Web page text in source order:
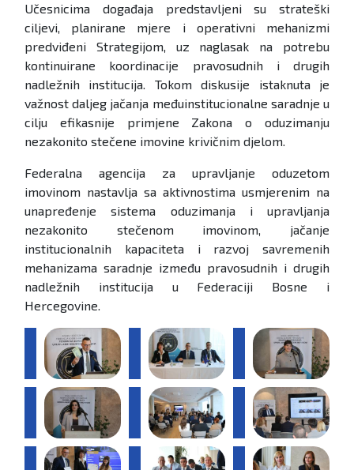
Učesnicima događaja predstavljeni su strateški
ciljevi, planirane mjere i operativni mehanizmi
predviđeni Strategijom, uz naglasak na potrebu
kontinuirane koordinacije pravosudnih i drugih
nadležnih institucija. Tokom diskusije istaknuta je
važnost daljeg jačanja međuinstitucionalne saradnje u
cilju efikasnije primjene Zakona o oduzimanju
nezakonito stečene imovine krivičnim djelom.
Federalna agencija za upravljanje oduzetom
imovinom nastavlja sa aktivnostima usmjerenim na
unapređenje sistema oduzimanja i upravljanja
nezakonito stečenom imovinom, jačanje
institucionalnih kapaciteta i razvoj savremenih
mehanizama saradnje između pravosudnih i drugih
nadležnih institucija u Federaciji Bosne i
Hercegovine.